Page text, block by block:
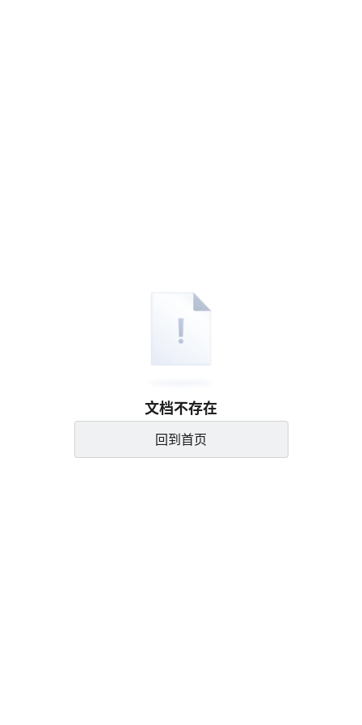
文档不存在
回到首页